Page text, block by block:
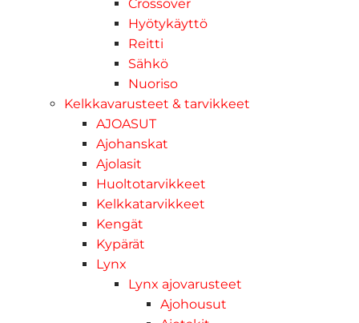
Crossover
Hyötykäyttö
Reitti
Sähkö
Nuoriso
Kelkkavarusteet & tarvikkeet
AJOASUT
Ajohanskat
Ajolasit
Huoltotarvikkeet
Kelkkatarvikkeet
Kengät
Kypärät
Lynx
Lynx ajovarusteet
Ajohousut